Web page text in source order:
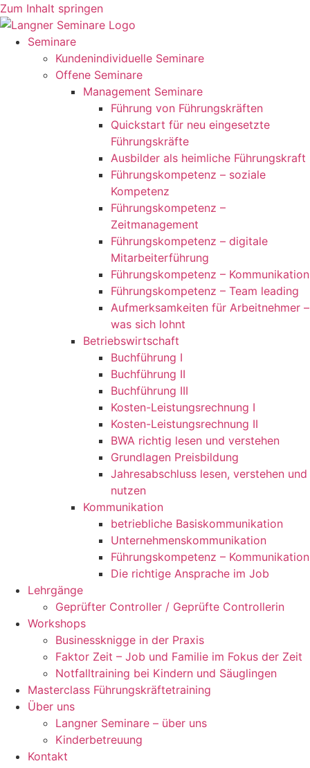
Zum Inhalt springen
Seminare
Kundenindividuelle Seminare
Offene Seminare
Management Seminare
Führung von Führungskräften
Quickstart für neu eingesetzte
Führungskräfte
Ausbilder als heimliche Führungskraft
Führungskompetenz – soziale
Kompetenz
Führungskompetenz –
Zeitmanagement
Führungskompetenz – digitale
Mitarbeiterführung
Führungskompetenz – Kommunikation
Führungskompetenz – Team leading
Aufmerksamkeiten für Arbeitnehmer –
was sich lohnt
Betriebswirtschaft
Buchführung I
Buchführung II
Buchführung III
Kosten-Leistungsrechnung I
Kosten-Leistungsrechnung II
BWA richtig lesen und verstehen
Grundlagen Preisbildung
Jahresabschluss lesen, verstehen und
nutzen
Kommunikation
betriebliche Basiskommunikation
Unternehmenskommunikation
Führungskompetenz – Kommunikation
Die richtige Ansprache im Job
Lehrgänge
Geprüfter Controller / Geprüfte Controllerin
Workshops
Businessknigge in der Praxis
Faktor Zeit – Job und Familie im Fokus der Zeit
Notfalltraining bei Kindern und Säuglingen
Masterclass Führungskräftetraining
Über uns
Langner Seminare – über uns
Kinderbetreuung
Kontakt